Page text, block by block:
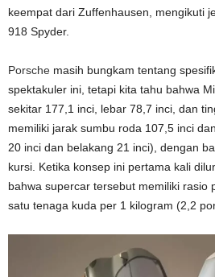
keempat dari Zuffenhausen, mengikuti
918 Spyder.
Porsche masih bungkam tentang
spektakuler ini, tetapi kita tahu bahwa
sekitar 177,1 inci, lebar 78,7 inci, dan
memiliki jarak sumbu roda 107,5 inci
20 inci dan belakang 21 inci), dengan
kursi. Ketika konsep ini pertama kali
bahwa supercar tersebut memiliki rasio
satu tenaga kuda per 1 kilogram (2,2